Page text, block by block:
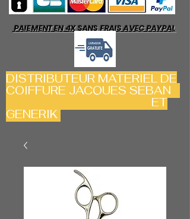
PAIEMENT EN 4X SANS FRAIS AVEC PAYPAL
DISTRIBUTEUR MATERIEL DE
COIFFURE JACQUES SEBAN
ET
GENERIK